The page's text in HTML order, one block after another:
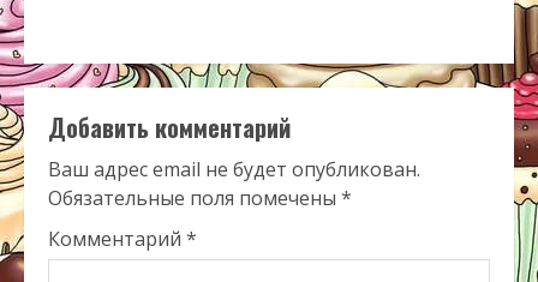
Добавить комментарий
Ваш адрес email не будет опубликован.
Обязательные поля помечены *
Комментарий *